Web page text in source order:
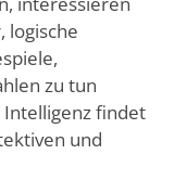
logische
zu tun
Intelligenz findet
und